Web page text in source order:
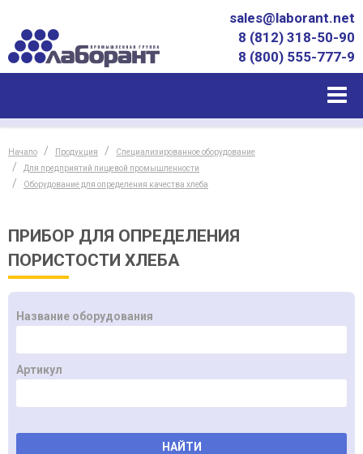
sales@laborant.net
8 (812) 318-50-90
8 (800) 555-777-9
Начало Продукция
Специализированное оборудование
Для предприятий пищевой промышленности
Оборудование для определения качества хлеба
ПРИБОР ДЛЯ ОПРЕДЕЛЕНИЯ
ПОРИСТОСТИ ХЛЕБА
Название оборудования
Артикул
НАЙТИ